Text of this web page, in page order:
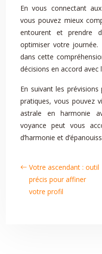
En vous connectant
vous pouvez mieux
entourent et prendre
optimiser votre journée.
dans cette
décisions en accord avec
En suivant les
pratiques, vous pouvez
astrale en harmonie
voyance peut vous
d’harmonie et
Votre ascendant : outil
précis pour affiner
votre profil